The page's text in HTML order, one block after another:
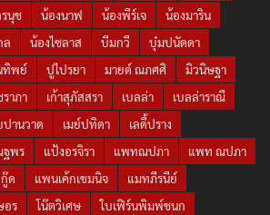
นุช น้องนาฟ น้องพีร์เจ
น้องมาริน
ล น้องไซลาส บีมกวี
บุ๋มปนัดดา
ทิพย์ ปูไปรยา มายด์ ณภศศิ
มิวนิษฐา
าภา เก้าสุภัสสรา เบลล่า
เบลล่าราณี
ปานวาด เมย์ปทิดา
เลดี้ปราง
ฐพร แป้งอรจิรา แพทณปภา
แพท ณปภา
ด แพนเค้กเขมนิจ
แมทภีรนีย์
ร โน๊ตวิเศษ
ใบเฟิร์นพิมพ์ชนก